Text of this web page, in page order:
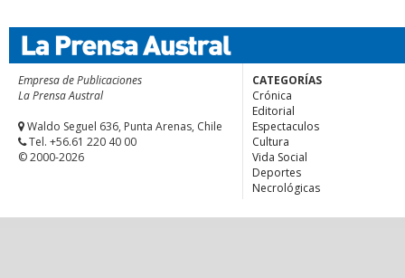
Empresa de Publicaciones
La Prensa Austral
Waldo Seguel 636, Punta Arenas, Chile
Tel. +56.61 220 40 00
© 2000-2026
CATEGORÍAS
Crónica
Editorial
Espectaculos
Cultura
Vida Social
Deportes
Necrológicas